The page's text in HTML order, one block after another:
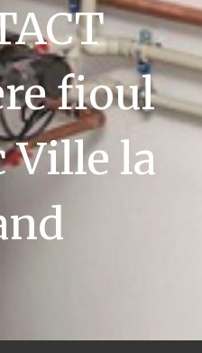
fioul
Ville la